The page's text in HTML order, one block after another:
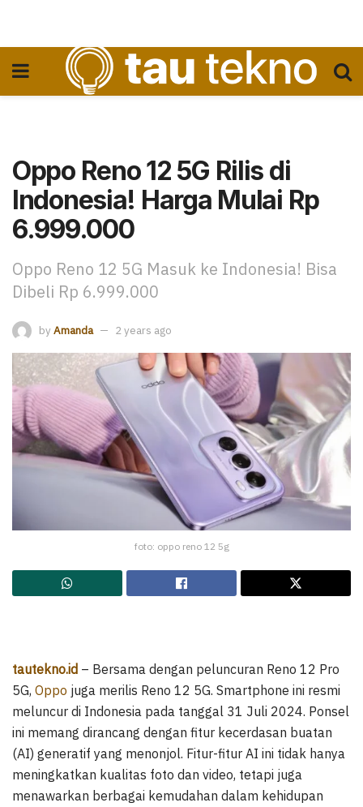
Oppo Reno 12 5G Rilis di
Indonesia! Harga Mulai Rp
6.999.000
Oppo Reno 12 5G Masuk ke Indonesia! Bisa
Dibeli Rp 6.999.000
by Amanda 2 years ago
foto: oppo reno 12 5g
tautekno.id – Bersama dengan peluncuran Reno 12 Pro
5G, Oppo juga merilis Reno 12 5G. Smartphone ini resmi
meluncur di Indonesia pada tanggal 31 Juli 2024. Ponsel
ini memang dirancang dengan fitur kecerdasan buatan
(AI) generatif yang menonjol. Fitur-fitur AI ini tidak hanya
meningkatkan kualitas foto dan video, tetapi juga
menawarkan berbagai kemudahan dalam kehidupan